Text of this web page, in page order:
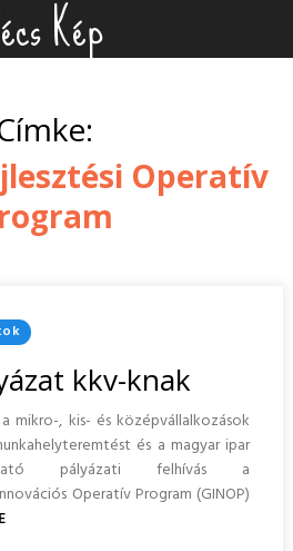
Kép
Operatív
kkv-knak
mikro-, kis- és középvállalkozások
és a magyar ipar
pályázati felhívás a
Operatív Program (GINOP)